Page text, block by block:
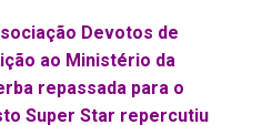
Devotos de
ao Ministério da
repassada para o
Super Star repercutiu